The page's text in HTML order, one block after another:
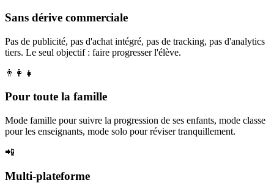
Sans dérive commerciale
Pas de publicité, pas d'achat intégré, pas de tracking, pas d'analytics
tiers. Le seul objectif : faire progresser l'élève.
👨‍👩‍👧
Pour toute la famille
Mode famille pour suivre la progression de ses enfants, mode classe
pour les enseignants, mode solo pour réviser tranquillement.
📲
Multi-plateforme